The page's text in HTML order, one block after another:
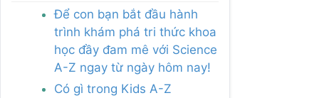
Để con bạn bắt đầu hành
trình khám phá tri thức khoa
học đầy đam mê với Science
A-Z ngay từ ngày hôm nay!
Có gì trong Kids A-Z